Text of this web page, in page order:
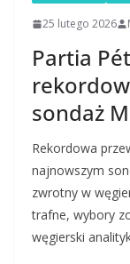
25 lutego 2026
Partia
sondaż
Rekordowa
najnowszym
zwrotny w
trafne, wybory
węgierski